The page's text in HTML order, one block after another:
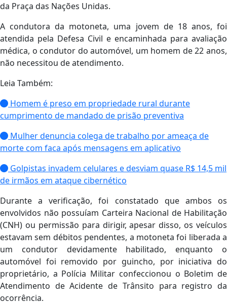
da Praça das Nações Unidas.
A condutora da motoneta, uma jovem de 18 anos, foi
atendida pela Defesa Civil e encaminhada para avaliação
médica, o condutor do automóvel, um homem de 22 anos,
não necessitou de atendimento.
Leia Também:
Homem é preso em propriedade rural durante
cumprimento de mandado de prisão preventiva
Mulher denuncia colega de trabalho por ameaça de
morte com faca após mensagens em aplicativo
Golpistas invadem celulares e desviam quase R$ 14,5 mil
de irmãos em ataque cibernético
Durante a verificação, foi constatado que ambos os
envolvidos não possuíam Carteira Nacional de Habilitação
(CNH) ou permissão para dirigir, apesar disso, os veículos
estavam sem débitos pendentes, a motoneta foi liberada a
um condutor devidamente habilitado, enquanto o
automóvel foi removido por guincho, por iniciativa do
proprietário, a Polícia Militar confeccionou o Boletim de
Atendimento de Acidente de Trânsito para registro da
ocorrência.